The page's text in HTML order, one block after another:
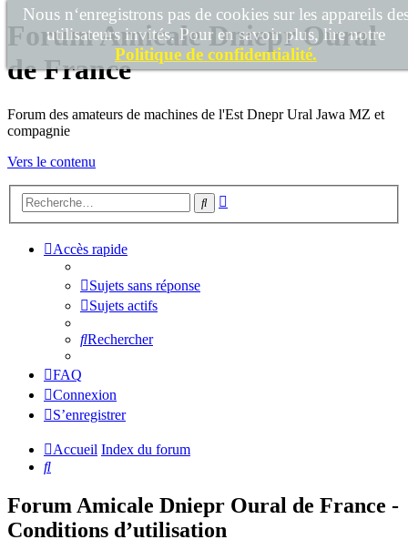
Nous n‘enregistrons pas de cookies sur les appareils
utilisateurs invités. Pour en savoir plus, lire notre
Politique de confidentialité.
Forum Amicale Dniepr Oural
de France
Forum des amateurs de machines de l'Est Dnepr Ural Jawa MZ et
compagnie
Vers le contenu
Rechercher
Accès rapide
Sujets sans réponse
Sujets actifs
Rechercher
FAQ
Connexion
S’enregistrer
Accueil Index du forum
Rechercher
Forum Amicale Dniepr Oural de France -
Conditions d’utilisation